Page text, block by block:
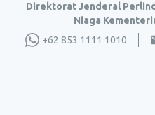
Direktorat Jenderal
Niaga
+62 853 1111 1010